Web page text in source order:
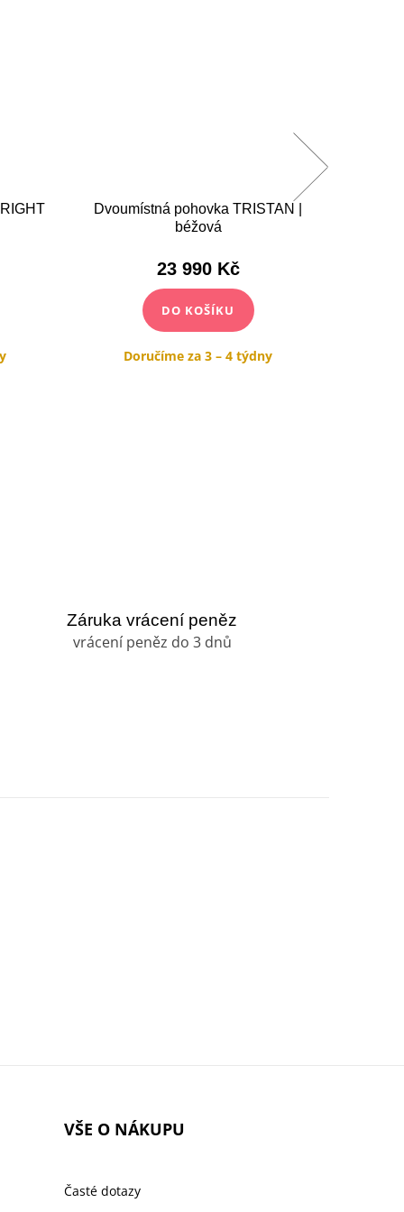
Dvoumístná pohovka TRISTAN |
béžová
23 990 Kč
DO KOŠÍKU
Doručíme za 3 – 4 týdny
Záruka vrácení peněz
vrácení peněz do 3 dnů
VŠE O NÁKUPU
Časté dotazy